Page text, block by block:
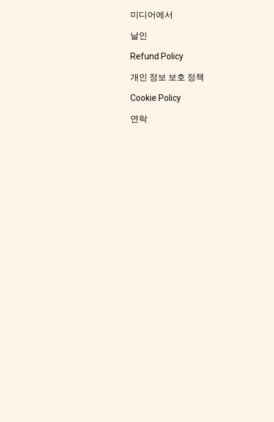
미디어에서
날인
Refund Policy
개인 정보 보호 정책
Cookie Policy
연락